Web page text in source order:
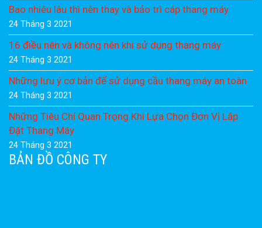
Bao nhiêu lâu thì nên thay và bảo trì cáp thang máy
24 Tháng 3 2021
16 điều nên và không nên khi sử dụng thang máy
24 Tháng 3 2021
Những lưu ý cơ bản để sử dụng cầu thang máy an toàn
24 Tháng 3 2021
Những Tiêu Chí Quan Trọng Khi Lựa Chọn Đơn Vị Lắp
Đặt Thang Máy
24 Tháng 3 2021
BẢN ĐỒ CÔNG TY